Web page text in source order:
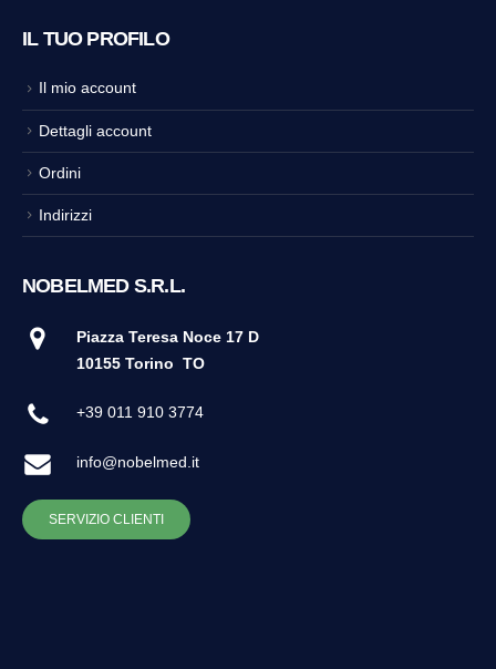
IL TUO PROFILO
Il mio account
Dettagli account
Ordini
Indirizzi
NOBELMED S.R.L.
Piazza Teresa Noce 17 D
10155 Torino TO
+39 011 910 3774
info@nobelmed.it
SERVIZIO CLIENTI